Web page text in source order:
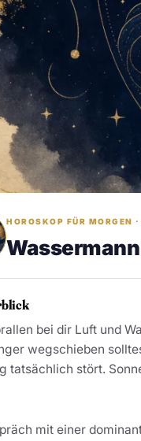
HOROSKOP FÜR MORGEN
Wassermann
bei dir Luft und
wegschieben
tatsächlich stört.
mit einer